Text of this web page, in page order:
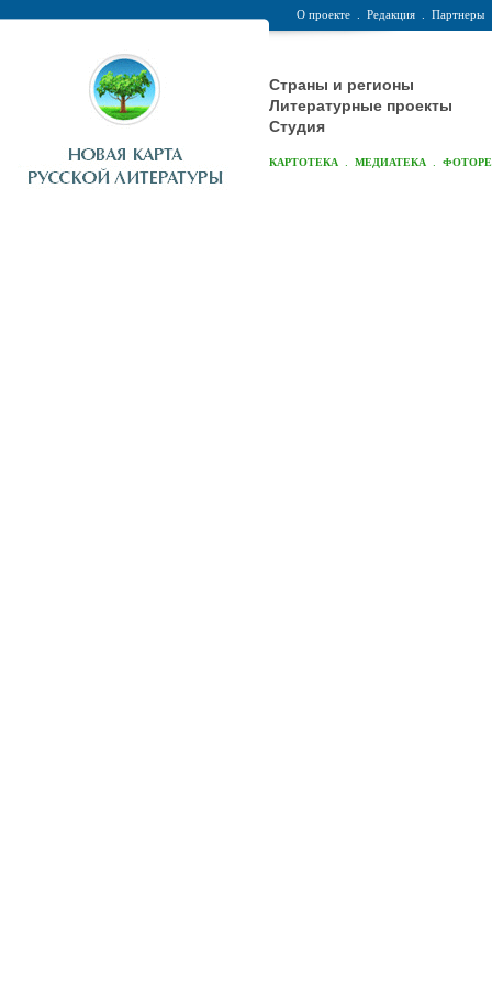
О проекте Редакция Партнеры
Страны и регионы
Литературные проекты
Студия
КАРТОТЕКА МЕДИАТЕКА